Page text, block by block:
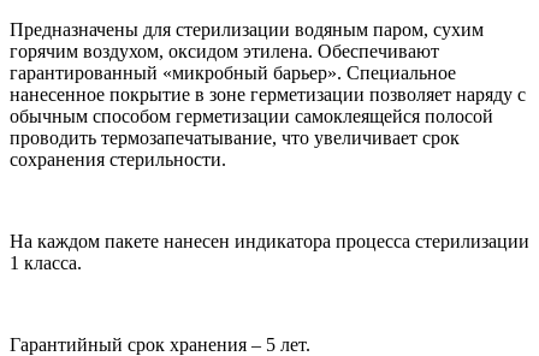
Предназначены для стерилизации водяным паром, сухим
горячим воздухом, оксидом этилена. Обеспечивают
гарантированный «микробный барьер». Специальное
нанесенное покрытие в зоне герметизации позволяет наряду с
обычным способом герметизации самоклеящейся полосой
проводить термозапечатывание, что увеличивает срок
сохранения стерильности.
На каждом пакете нанесен индикатора процесса стерилизации
1 класса.
Гарантийный срок хранения – 5 лет.